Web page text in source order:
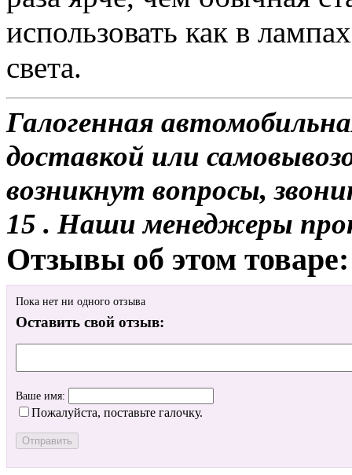
использовать как в
света.
Галогенная
доставкой или
возникнут вопросы,
15 . Наши менеджеры
Отзывы об этом товаре:
Пока нет ни одного отзыва
Оставить свой отзыв:
Ваше имя:
Пожалуйста, поставьте галочку.